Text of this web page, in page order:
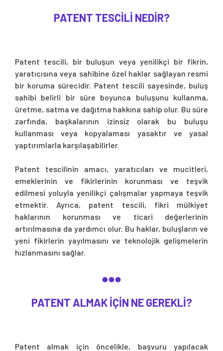
PATENT TESCILI NEDIR?
Patent tescili, bir buluşun veya yenilikçi bir fikrin,
yaratıcısına veya sahibine özel haklar sağlayan resmi
bir koruma sürecidir. Patent tescili sayesinde, buluş
sahibi belirli bir süre boyunca buluşunu kullanma,
üretme, satma ve dağıtma hakkına sahip olur. Bu süre
zarfında, başkalarının izinsiz olarak bu buluşu
kullanması veya kopyalaması yasaktır ve yasal
yaptırımlarla karşılaşabilirler.
Patent tescilinin amacı, yaratıcıları ve mucitleri,
emeklerinin ve fikirlerinin korunması ve teşvik
edilmesi yoluyla yenilikçi çalışmalar yapmaya teşvik
etmektir. Ayrıca, patent tescili, fikri mülkiyet
haklarının korunması ve ticari değerlerinin
artırılmasına da yardımcı olur. Bu haklar, buluşların ve
yeni fikirlerin yayılmasını ve teknolojik gelişmelerin
hızlanmasını sağlar.
PATENT ALMAK IÇIN NE GEREKLI?
Patent almak için öncelikle, başvuru yapılacak